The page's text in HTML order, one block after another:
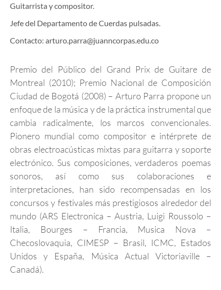
Guitarrista y compositor.
Jefe del Departamento de Cuerdas pulsadas.
Contacto: arturo.parra@juanncorpas.edu.co
Premio del Público del Grand Prix de Guitare de
Montreal (2010); Premio Nacional de Composición
Ciudad de Bogotá (2008) – Arturo Parra propone un
enfoque de la música y de la práctica instrumental que
cambia radicalmente, los marcos convencionales.
Pionero mundial como compositor e intérprete de
obras electroacústicas mixtas para guitarra y soporte
electrónico. Sus composiciones, verdaderos poemas
sonoros, así como sus colaboraciones e
interpretaciones, han sido recompensadas en los
concursos y festivales más prestigiosos alrededor del
mundo (ARS Electronica – Austria, Luigi Roussolo –
Italia, Bourges – Francia, Musica Nova –
Checoslovaquia, CIMESP – Brasil, ICMC, Estados
Unidos y España, Música Actual Victoriaville –
Canadá).